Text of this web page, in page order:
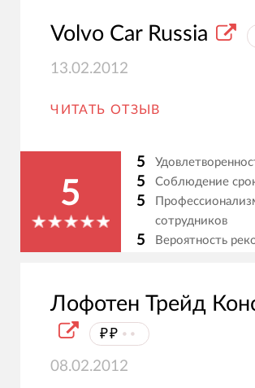
Volvo Car Russia
13.02.2012
ЧИТАТЬ ОТЗЫВ
5
5
5 Соблюдение
5
сотрудников
5 Вероятность
Лофотен Трейд
₽₽ ⦁⦁
08.02.2012